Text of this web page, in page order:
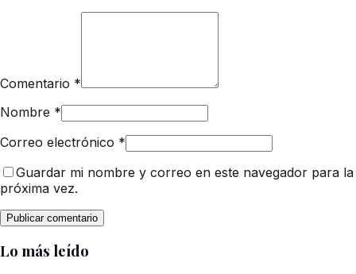
Comentario *
Nombre *
Correo electrónico *
Guardar mi nombre y correo en este navegador para la
próxima vez.
Lo más leído